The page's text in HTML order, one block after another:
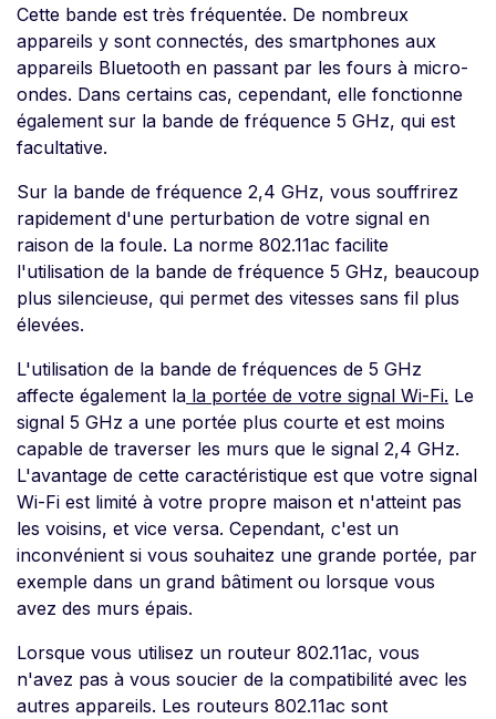
Cette bande est très fréquentée. De nombreux
appareils y sont connectés, des smartphones aux
appareils Bluetooth en passant par les fours à micro-
ondes. Dans certains cas, cependant, elle fonctionne
également sur la bande de fréquence 5 GHz, qui est
facultative.
Sur la bande de fréquence 2,4 GHz, vous souffrirez
rapidement d'une perturbation de votre signal en
raison de la foule. La norme 802.11ac facilite
l'utilisation de la bande de fréquence 5 GHz, beaucoup
plus silencieuse, qui permet des vitesses sans fil plus
élevées.
L'utilisation de la bande de fréquences de 5 GHz
affecte également la la portée de votre signal Wi-Fi. Le
signal 5 GHz a une portée plus courte et est moins
capable de traverser les murs que le signal 2,4 GHz.
L'avantage de cette caractéristique est que votre signal
Wi-Fi est limité à votre propre maison et n'atteint pas
les voisins, et vice versa. Cependant, c'est un
inconvénient si vous souhaitez une grande portée, par
exemple dans un grand bâtiment ou lorsque vous
avez des murs épais.
Lorsque vous utilisez un routeur 802.11ac, vous
n'avez pas à vous soucier de la compatibilité avec les
autres appareils. Les routeurs 802.11ac sont